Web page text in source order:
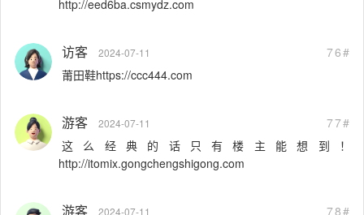
http://eed6ba.csmydz.com
访客 2024-07-11
76#
莆田鞋https://ccc444.com
游客 2024-07-11
77#
这么经典的话只有楼主能想到！
http://itomix.gongchengshigong.com
游客 2024-07-11
78#